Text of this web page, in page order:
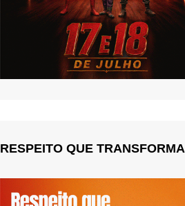
RESPEITO QUE TRANSFORMA